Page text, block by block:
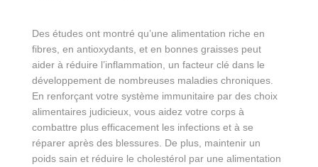
Des études ont montré qu’une alimentation riche en
fibres, en antioxydants, et en bonnes graisses peut
aider à réduire l’inflammation, un facteur clé dans le
développement de nombreuses maladies chroniques.
En renforçant votre système immunitaire par des choix
alimentaires judicieux, vous aidez votre corps à
combattre plus efficacement les infections et à se
réparer après des blessures. De plus, maintenir un
poids sain et réduire le cholestérol par une alimentation